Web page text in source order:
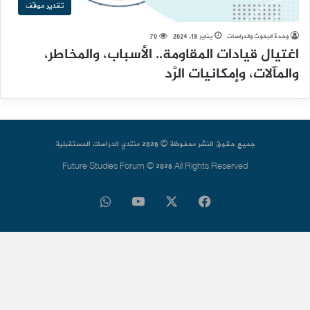
تقدير موقف
وحدة البحوث والدراسات يناير 18, 2024 70
اغتيال قيادات المقاومة.. الأسباب، والمخاطر،
والمآلات، وإمكانيات الرَّد
جميع حقوق النشر محفوظة © 2026 منتدي الدراسات المستقبلية
Future Studies Forum © 2026 All Rights Reserved
فيسبوك ‫YouTube